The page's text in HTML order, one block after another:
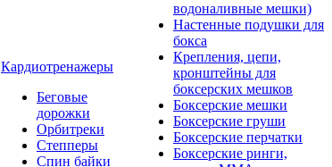
Кардиотренажеры
Беговые
дорожки
Орбитреки
Степперы
Спин байки
водоналивные мешки)
Настенные подушки для
бокса
Крепления, цепи,
кронштейны для
боксерских мешков
Боксерские мешки
Боксерские груши
Боксерские перчатки
Боксерские ринги,